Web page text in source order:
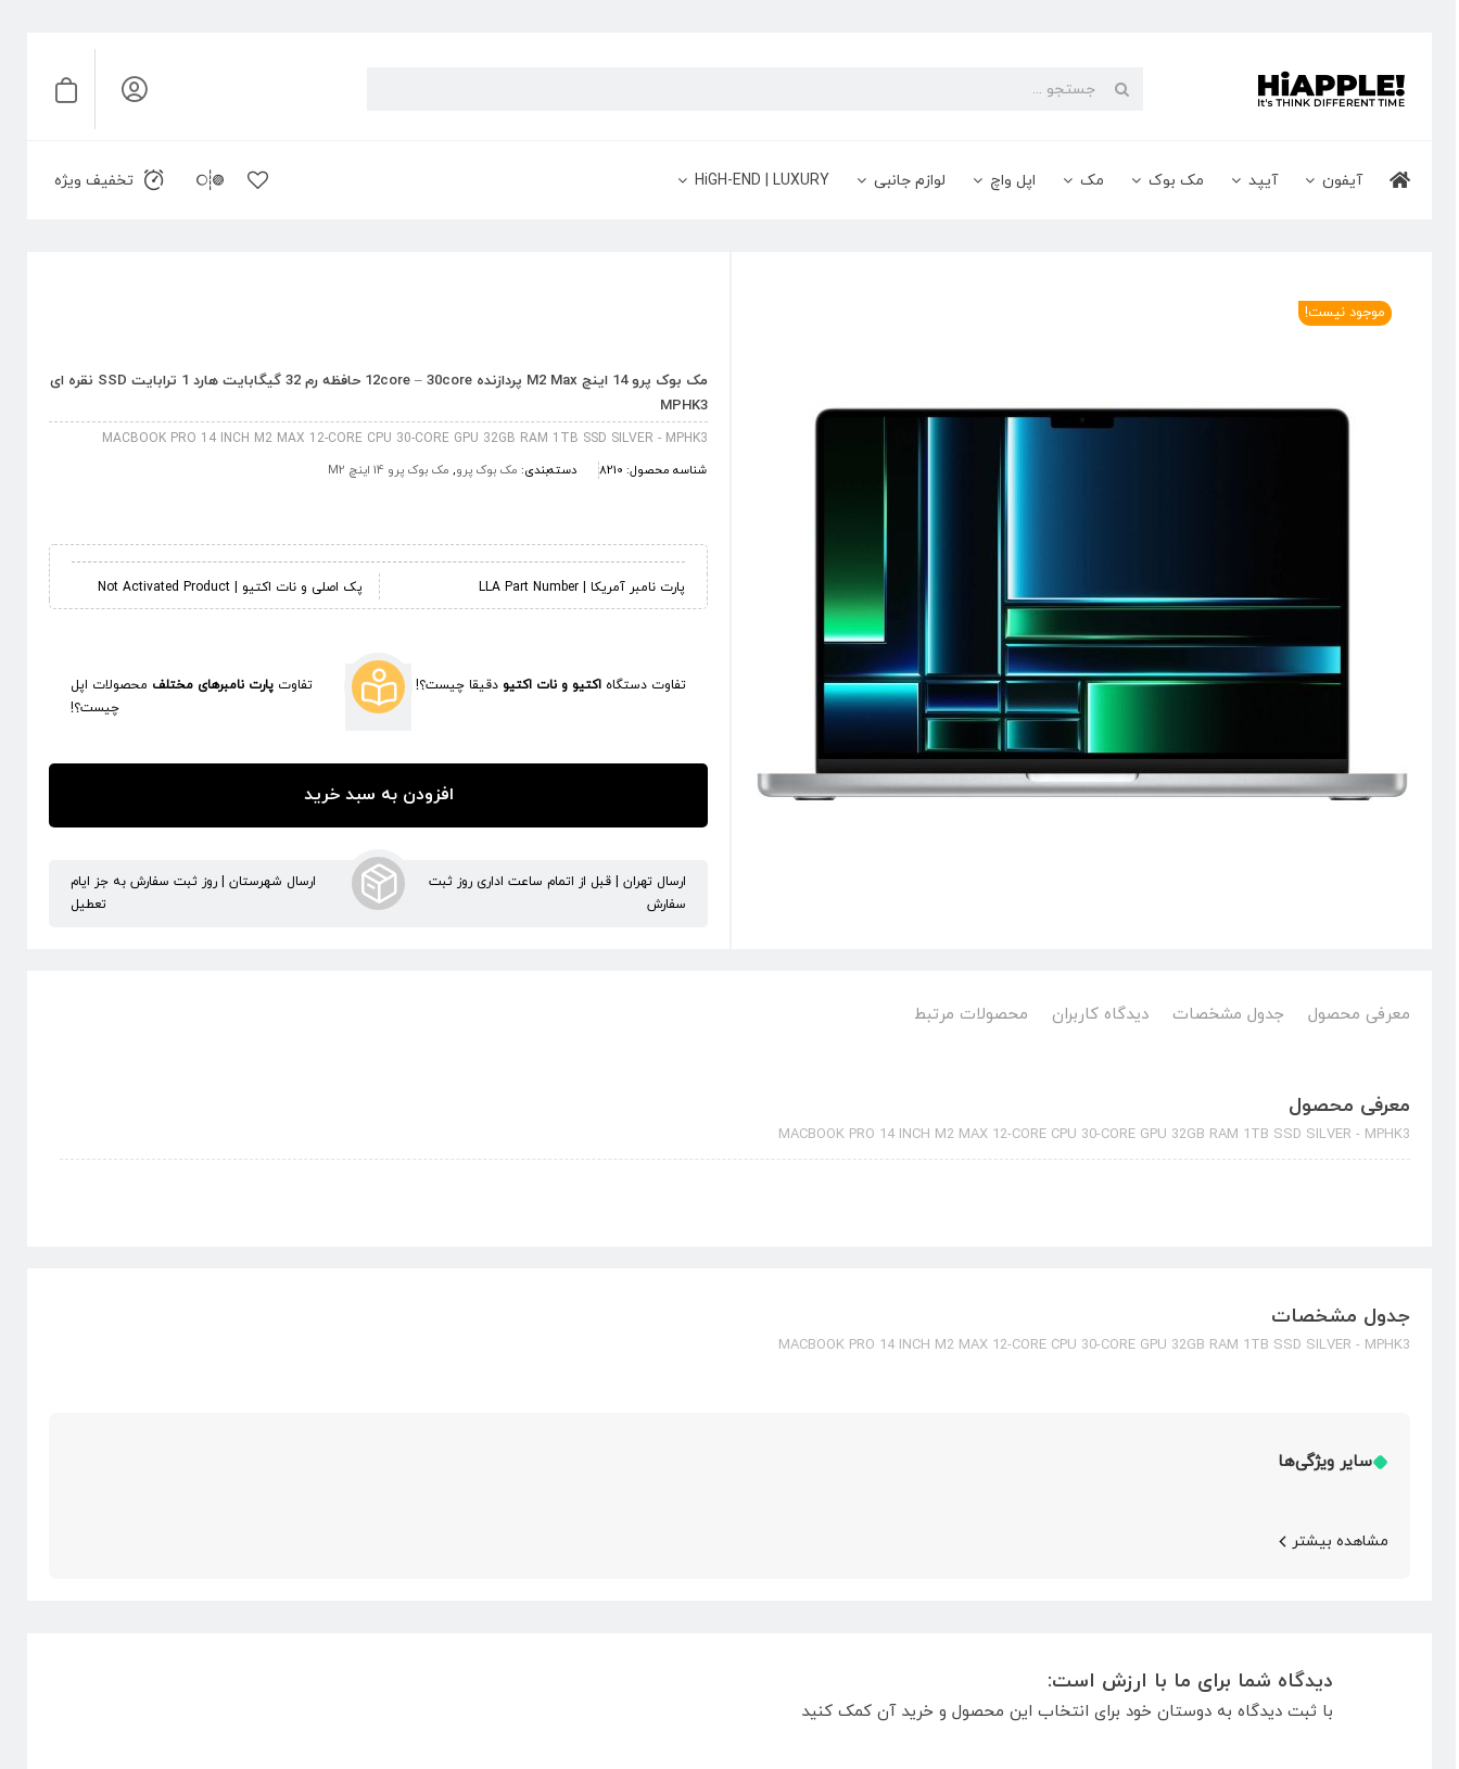
content
جستجو
آیفون آیپد مک بوک مک اپل واچ لوازم جانبی HiGH-END | LUXURY تخفیف ویژه
موجود نیست!
مک بوک پرو 14 اینچ M2 Max پردازنده 12core – 30core حافظه رم 32 گیگابایت هارد 1 ترابایت SSD نقره ای
MPHK3
MACBOOK PRO 14 INCH M2 MAX 12-CORE CPU 30-CORE GPU 32GB RAM 1TB SSD SILVER - MPHK3
شناسه محصول: 8210 دسته‌بندی: مک بوک پرو, مک بوک پرو 14 اینچ M2
پارت نامبر آمریکا | LLA Part Number پک اصلی و نات اکتیو | Not Activated Product
تفاوت دستگاه اکتیو و نات اکتیو دقیقا چیست؟! تفاوت پارت نامبرهای مختلف محصولات اپل
چیست؟!
افزودن به سبد خرید
ارسال تهران | قبل از اتمام ساعت اداری روز ثبت
سفارش
ارسال شهرستان | روز ثبت سفارش به جز ایام
تعطیل
معرفی محصول جدول مشخصات دیدگاه کاربران محصولات مرتبط
معرفی محصول
MACBOOK PRO 14 INCH M2 MAX 12-CORE CPU 30-CORE GPU 32GB RAM 1TB SSD SILVER - MPHK3
جدول مشخصات
MACBOOK PRO 14 INCH M2 MAX 12-CORE CPU 30-CORE GPU 32GB RAM 1TB SSD SILVER - MPHK3
سایر ویژگی‌ها
مشاهده بیشتر
دیدگاه شما برای ما با ارزش است:
با ثبت دیدگاه به دوستان خود برای انتخاب این محصول و خرید آن کمک کنید